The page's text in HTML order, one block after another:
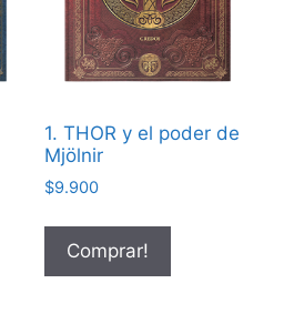
1. THOR y el poder de
Mjölnir
$9.900
Comprar!